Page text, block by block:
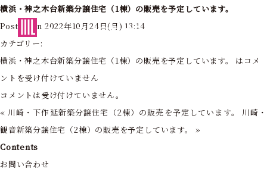
フォーライフ株式会社
横浜・神之木台新築分譲住宅（1棟）の販売を予定しています。
Posted on 2022年10月24日(月) 13:14
カテゴリー:
横浜・神之木台新築分譲住宅（1棟）の販売を予定しています。 は コメ
ントを受け付けていません
コメントは受け付けていません。
« 川崎・下作延新築分譲住宅（2棟）の販売を予定しています。
川崎・
観音新築分譲住宅（2棟）の販売を予定しています。
»
Contents
お問い合わせ